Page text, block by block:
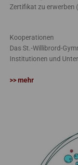
Zertifikat zu erwerben
Kooperationen
Das St.-Willibrord-
Institutionen und
>> mehr